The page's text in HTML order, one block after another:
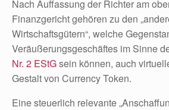
Nach Auffassung der Richter am
Finanzgericht gehören zu den
Wirtschaftsgütern“, welche
Veräußerungsgeschäftes im Sinne
Nr. 2 EStGsein können, auch
Gestalt von Currency Token.
Eine steuerlich relevante